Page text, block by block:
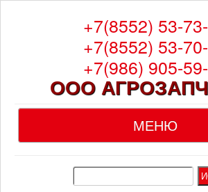
+7(8552) 53-
+7(8552) 53-
+7(986) 905-
ООО
МЕНЮ
Главная